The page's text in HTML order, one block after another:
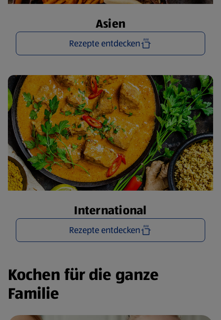
Asien
Rezepte entdecken
International
Rezepte entdecken
Kochen für die ganze
Familie